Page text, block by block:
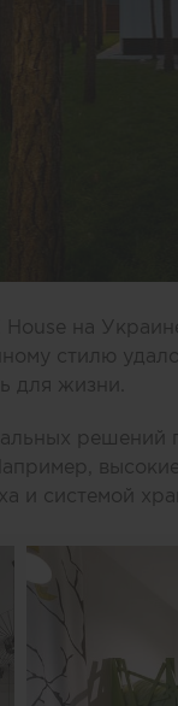
на
стилю
для жизни.
решений
и системой